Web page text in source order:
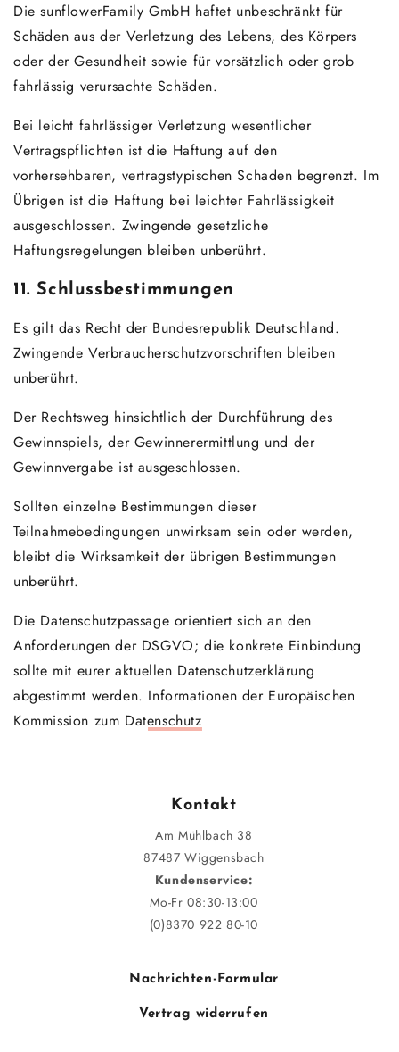
Die sunflowerFamily GmbH haftet unbeschränkt für
Schäden aus der Verletzung des Lebens, des Körpers
oder der Gesundheit sowie für vorsätzlich oder grob
fahrlässig verursachte Schäden.
Bei leicht fahrlässiger Verletzung wesentlicher
Vertragspflichten ist die Haftung auf den
vorhersehbaren, vertragstypischen Schaden begrenzt. Im
Übrigen ist die Haftung bei leichter Fahrlässigkeit
ausgeschlossen. Zwingende gesetzliche
Haftungsregelungen bleiben unberührt.
11. Schlussbestimmungen
Es gilt das Recht der Bundesrepublik Deutschland.
Zwingende Verbraucherschutzvorschriften bleiben
unberührt.
Der Rechtsweg hinsichtlich der Durchführung des
Gewinnspiels, der Gewinnerermittlung und der
Gewinnvergabe ist ausgeschlossen.
Sollten einzelne Bestimmungen dieser
Teilnahmebedingungen unwirksam sein oder werden,
bleibt die Wirksamkeit der übrigen Bestimmungen
unberührt.
Die Datenschutzpassage orientiert sich an den
Anforderungen der DSGVO; die konkrete Einbindung
sollte mit eurer aktuellen Datenschutzerklärung
abgestimmt werden. Informationen der Europäischen
Kommission zum Datenschutz
Kontakt
Am Mühlbach 38
87487 Wiggensbach
Kundenservice:
Mo-Fr 08:30-13:00
(0)8370 922 80-10
Nachrichten-Formular
Vertrag widerrufen